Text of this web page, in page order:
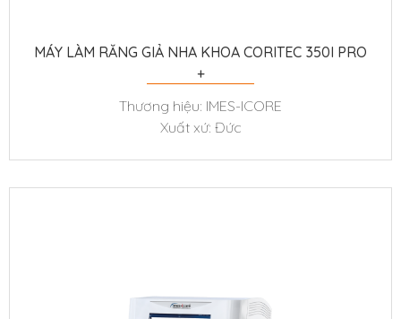
MÁY LÀM RĂNG GIẢ NHA KHOA CORITEC 350I PRO
+
Thương hiệu: IMES-ICORE
Xuất xứ: Đức